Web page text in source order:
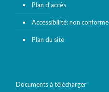
Plan d’accès
Accessibilité: non conforme
Plan du site
Documents à télécharger